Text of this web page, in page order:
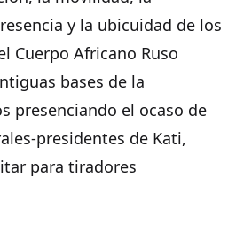
y la ubicuidad de los
Cuerpo Africano Ruso
bases de la
presenciando el ocaso de
presidentes de Kati,
para tiradores